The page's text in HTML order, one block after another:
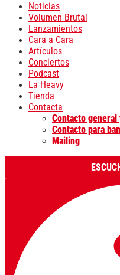
Noticias
Volumen Brutal
Lanzamientos
Cara a Cara
Artículos
Conciertos
Podcast
La Heavy
Tienda
Contacta
Contacto general
Contacto para
Mailing